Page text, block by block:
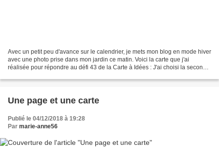
Avec un petit peu d'avance sur le calendrier, je mets mon blog en mode hiver
avec une photo prise dans mon jardin ce matin. Voici la carte que j'ai
réalisée pour répondre au défi 43 de la Carte à Idées : J'ai choisi la seconde
Une page et une carte
Publié le 04/12/2018 à 19:28
Par marie-anne56